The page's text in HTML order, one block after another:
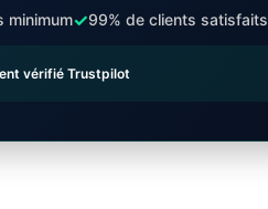
minimum✓99% de clients satisfaits
vérifié Trustpilot